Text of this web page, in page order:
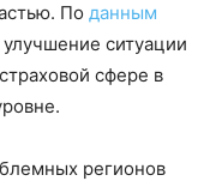
По данным
ситуации
сфере в
регионов